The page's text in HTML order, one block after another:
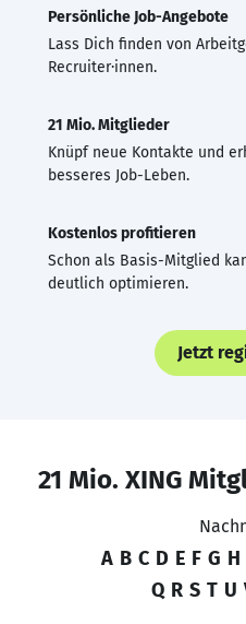
Persönliche Job-Angebote
Lass Dich finden von
Recruiter·innen.
21 Mio. Mitglieder
Knüpf neue Kontakte und
besseres Job-Leben.
Kostenlos profitieren
Schon als Basis-Mitglied
deutlich optimieren.
Jetzt
21 Mio. XING
A B C D E F G H
Q R S T U